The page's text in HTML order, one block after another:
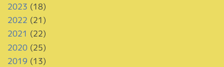
2023 (18)
2022 (21)
2021 (22)
2020(25)
2019 (13)